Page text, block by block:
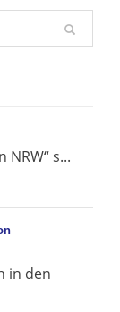
NRW“ s...
in den